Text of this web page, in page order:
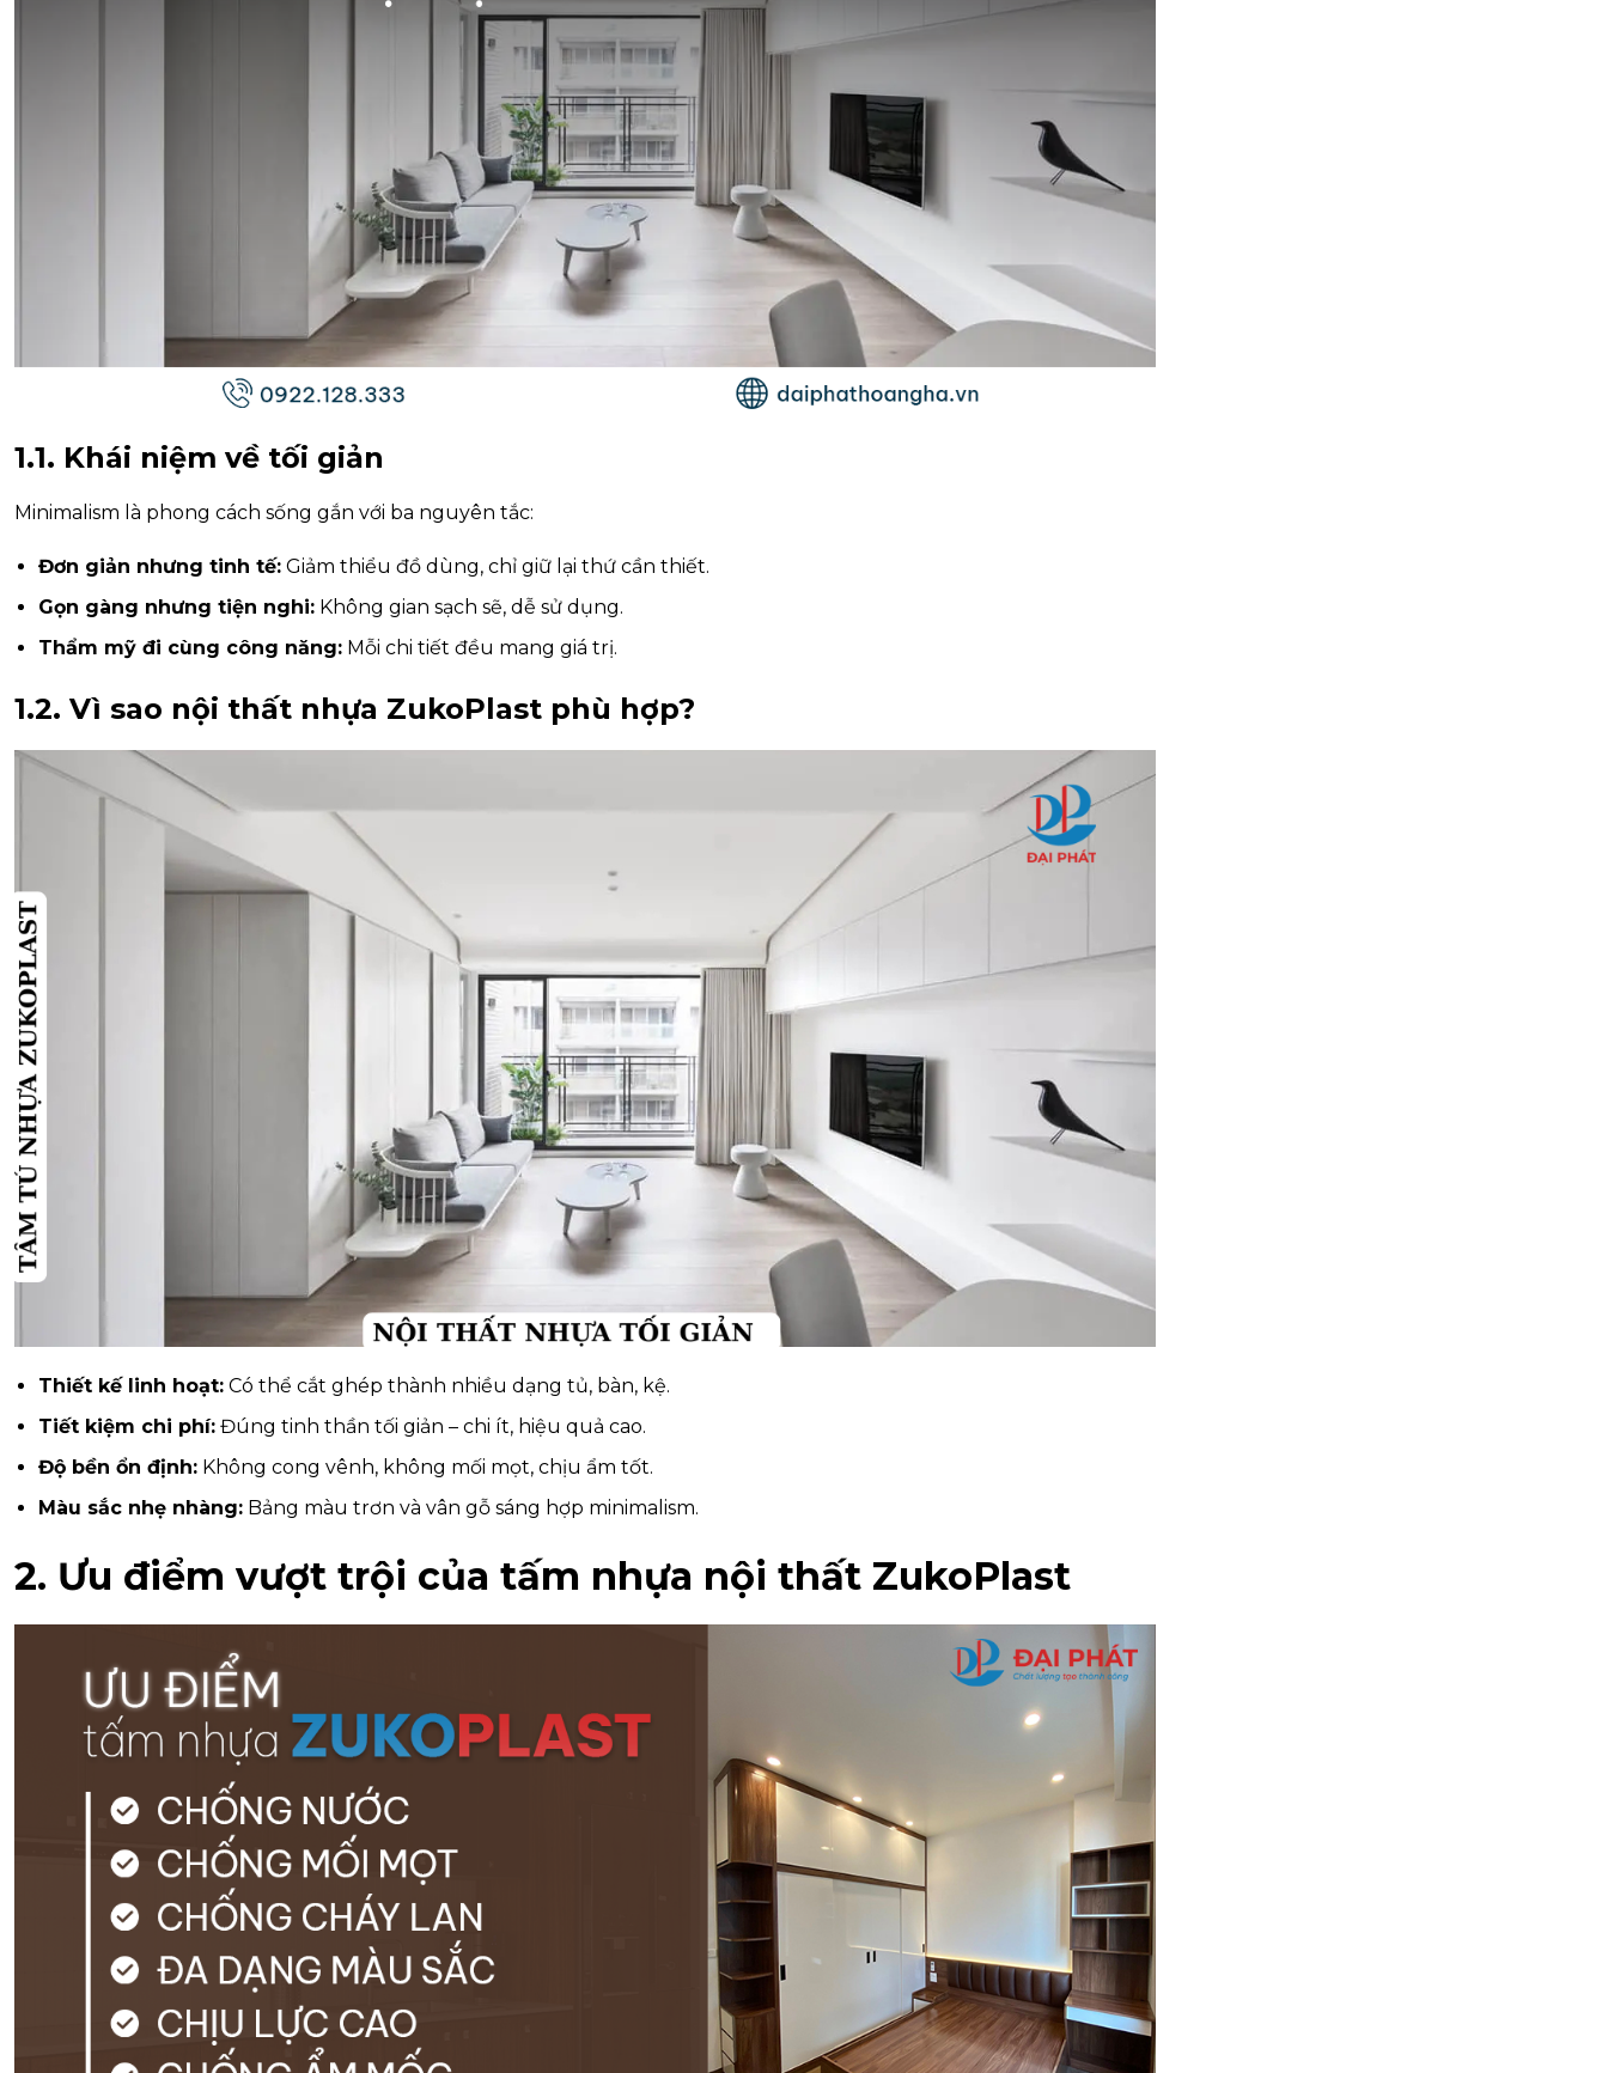
1.1. Khái niệm về tối giản
Minimalism là phong cách sống gắn với ba nguyên tắc:
Đơn giản nhưng tinh tế: Giảm thiểu đồ dùng, chỉ giữ lại thứ cần thiết.
Gọn gàng nhưng tiện nghi: Không gian sạch sẽ, dễ sử dụng.
Thẩm mỹ đi cùng công năng: Mỗi chi tiết đều mang giá trị.
1.2. Vì sao nội thất nhựa ZukoPlast phù hợp?
Thiết kế linh hoạt: Có thể cắt ghép thành nhiều dạng tủ, bàn, kệ.
Tiết kiệm chi phí: Đúng tinh thần tối giản – chi ít, hiệu quả cao.
Độ bền ổn định: Không cong vênh, không mối mọt, chịu ẩm tốt.
Màu sắc nhẹ nhàng: Bảng màu trơn và vân gỗ sáng hợp minimalism.
2. Ưu điểm vượt trội của tấm nhựa nội thất ZukoPlast